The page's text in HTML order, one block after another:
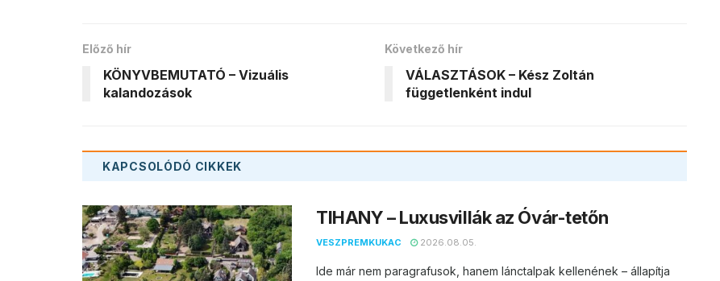
Előző hír
KÖNYVBEMUTATÓ – Vizuális
kalandozások
Következő hír
VÁLASZTÁSOK – Kész Zoltán
függetlenként indul
KAPCSOLÓDÓ CIKKEK
TIHANY – Luxusvillák az Óvár-tetőn
VESZPREMKUKAC 2026.08.05.
Ide már nem paragrafusok, hanem lánctalpak kellenének – állapítja